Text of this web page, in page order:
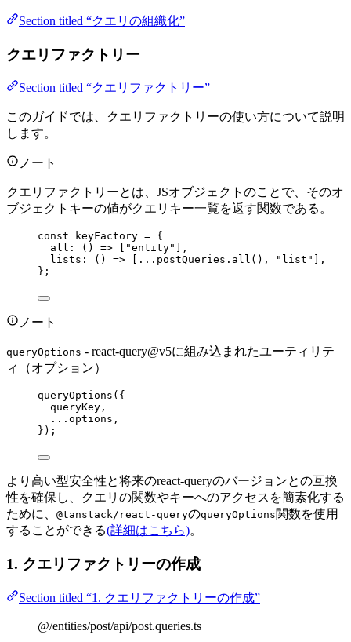
Section titled “クエリの組織化”
クエリファクトリー
Section titled “クエリファクトリー”
このガイドでは、クエリファクトリーの使い方について説明
します。
ノート
クエリファクトリーとは、JSオブジェクトのことで、そのオ
ブジェクトキーの値がクエリキー一覧を返す関数である。
const keyFactory = {
all : () => "entity"
,
lists : () => ... postQueries . all (), " list "
,
} ;
ノート
queryOptions - react-query@v5に組み込まれたユーティリテ
ィ（オプション）
queryOptions ({
queryKey,
... options,
});
より高い型安全性と将来のreact-queryのバージョンとの互換
性を確保し、クエリの関数やキーへのアクセスを簡素化する
ために、 @tanstack/react-queryのqueryOptions関数を使用
することができる(詳細はこちら)。
1. クエリファクトリーの作成
Section titled “1. クエリファクトリーの作成”
@/entities/post/api/post.queries.ts